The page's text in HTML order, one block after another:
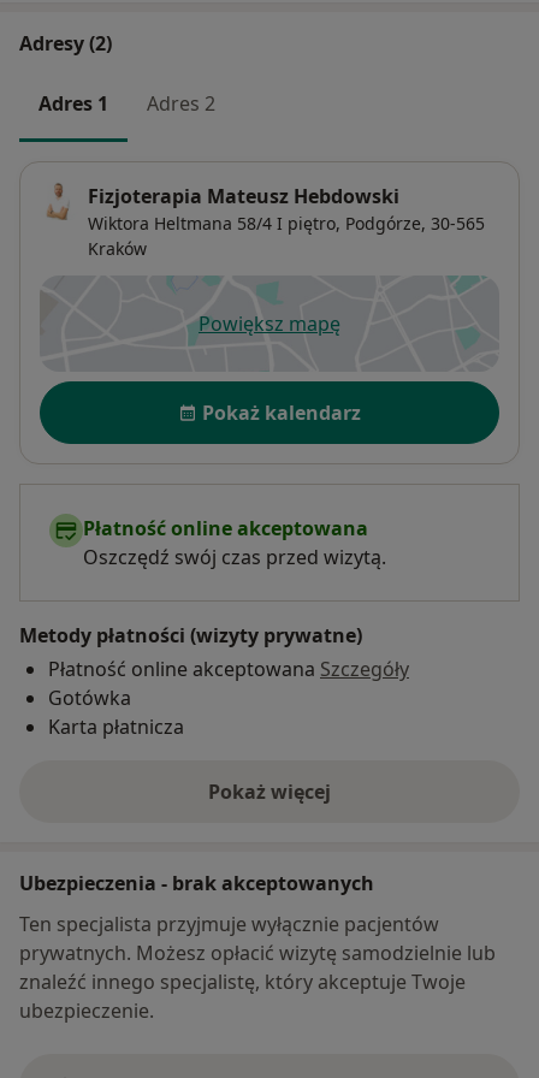
Adresy (2)
Adres 1 Adres 2
Fizjoterapia Mateusz Hebdowski
Wiktora Heltmana 58/4 I piętro, Podgórze, 30-565
Kraków
Powiększ mapęotwiera się w nowej karcie
Dostępność
Pokaż kalendarz
Płatność online akceptowana
Oszczędź swój czas przed wizytą.
Metody płatności (wizyty prywatne)
Płatność online akceptowana Szczegóły
Gotówka
Karta płatnicza
Pokaż więcej
o adresie
Ubezpieczenia - brak akceptowanych
Ten specjalista przyjmuje wyłącznie pacjentów
prywatnych. Możesz opłacić wizytę samodzielnie lub
znaleźć innego specjalistę, który akceptuje Twoje
ubezpieczenie.